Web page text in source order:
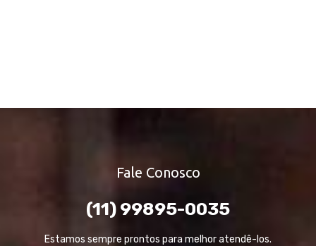
Fale Conosco
(11) 99895-0035
Estamos sempre prontos para melhor atendê-los.